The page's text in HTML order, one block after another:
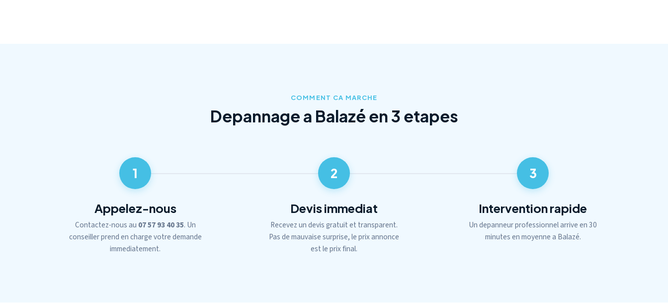
COMMENT CA MARCHE
Depannage a Balazé en 3 etapes
1
Appelez-nous
Contactez-nous au 07 57 93 40 35. Un
conseiller prend en charge votre demande
immediatement.
2
Devis immediat
Recevez un devis gratuit et transparent.
Pas de mauvaise surprise, le prix annonce
est le prix final.
3
Intervention rapide
Un depanneur professionnel arrive en 30
minutes en moyenne a Balazé.